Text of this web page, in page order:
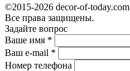
©2015-2026 decor-of-today.com
Все права защищены.
Задайте вопрос
Ваше имя *
Ваш e-mail *
Номер телефона